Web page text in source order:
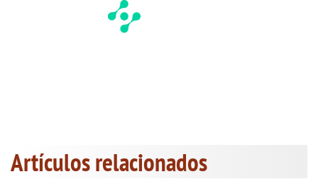
Artículos relacionados